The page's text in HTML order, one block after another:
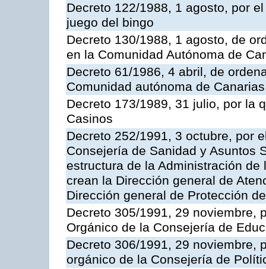
Decreto 122/1988, 1 agosto, por
juego del bingo
Decreto 130/1988, 1 agosto, de
en la Comunidad Autónoma de
Decreto 61/1986, 4 abril, de
Comunidad autónoma de Canarias
Decreto 173/1989, 31 julio, por la
Casinos
Decreto 252/1991, 3 octubre, por
Consejería de Sanidad y Asuntos
estructura de la Administración
crean la Dirección general de
Dirección general de Protección
Decreto 305/1991, 29 noviembre,
Orgánico de la Consejería de
Decreto 306/1991, 29 noviembre,
orgánico de la Consejería de